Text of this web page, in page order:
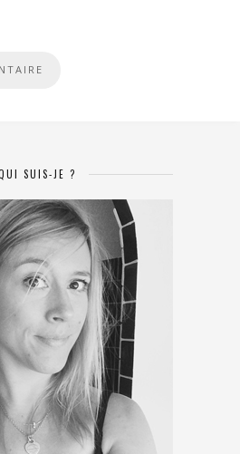
SUIS-JE ?